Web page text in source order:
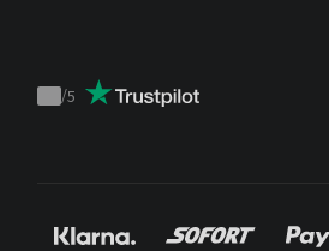
Trustpilot
/5